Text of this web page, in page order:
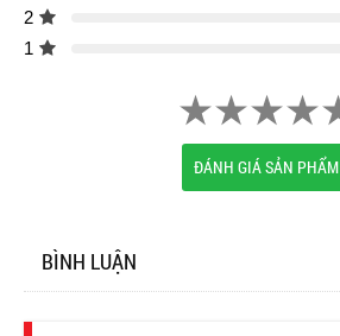
2
1
ĐÁNH GIÁ SẢN PHẨM
BÌNH LUẬN